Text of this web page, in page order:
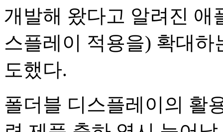
개발해 왔다고 알려진 애
스플레이 적용을) 확대
도했다.
폴더블 디스플레이의 활